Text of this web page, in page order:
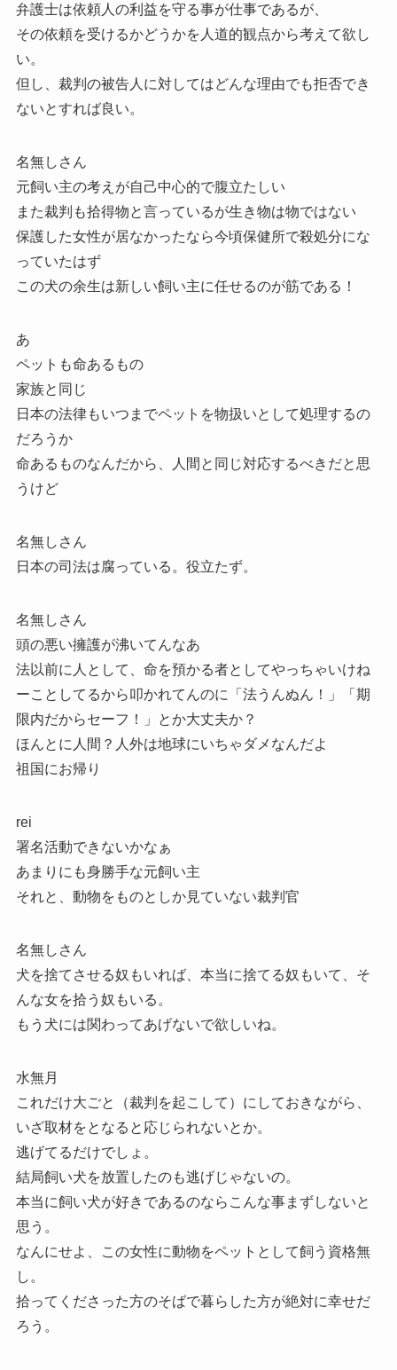
弁護士は依頼人の利益を守る事が仕事であるが、
その依頼を受けるかどうかを人道的観点から考えて欲し
い。
但し、裁判の被告人に対してはどんな理由でも拒否でき
ないとすれば良い。
名無しさん
元飼い主の考えが自己中心的で腹立たしい
また裁判も拾得物と言っているが生き物は物ではない
保護した女性が居なかったなら今頃保健所で殺処分にな
っていたはず
この犬の余生は新しい飼い主に任せるのが筋である！
あ
ペットも命あるもの
家族と同じ
日本の法律もいつまでペットを物扱いとして処理するの
だろうか
命あるものなんだから、人間と同じ対応するべきだと思
うけど
名無しさん
日本の司法は腐っている。役立たず。
名無しさん
頭の悪い擁護が沸いてんなあ
法以前に人として、命を預かる者としてやっちゃいけね
ーことしてるから叩かれてんのに「法うんぬん！」「期
限内だからセーフ！」とか大丈夫か？
ほんとに人間？人外は地球にいちゃダメなんだよ
祖国にお帰り
rei
署名活動できないかなぁ
あまりにも身勝手な元飼い主
それと、動物をものとしか見ていない裁判官
名無しさん
犬を捨てさせる奴もいれば、本当に捨てる奴もいて、そ
んな女を拾う奴もいる。
もう犬には関わってあげないで欲しいね。
水無月
これだけ大ごと（裁判を起こして）にしておきながら、
いざ取材をとなると応じられないとか。
逃げてるだけでしょ。
結局飼い犬を放置したのも逃げじゃないの。
本当に飼い犬が好きであるのならこんな事まずしないと
思う。
なんにせよ、この女性に動物をペットとして飼う資格無
し。
拾ってくださった方のそばで暮らした方が絶対に幸せだ
ろう。